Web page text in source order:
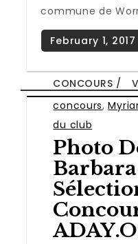
commune de
CONCOURS
concours,
du club
Photo